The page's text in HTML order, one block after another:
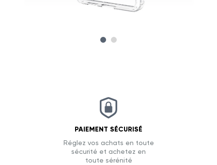
PAIEMENT SÉCURISÉ
Réglez vos achats en toute
sécurité et achetez en
toute sérénité